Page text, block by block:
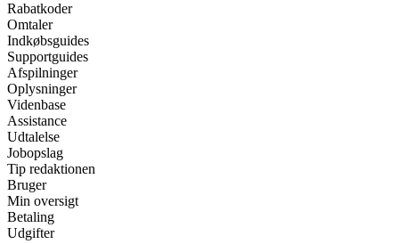
Rabatkoder
Omtaler
Indkøbsguides
Supportguides
Afspilninger
Oplysninger
Videnbase
Assistance
Udtalelse
Jobopslag
Tip redaktionen
Bruger
Min oversigt
Betaling
Udgifter